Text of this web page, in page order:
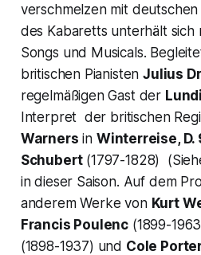
verschmelzen mit
des Kabaretts unterhält sich
Songs und Musicals.
britischen PianistenJulius
regelmäßigen Gast der
Interpret der britischen
Warners in Winterreise, D.
Schubert(1797-1828)
in dieser Saison. Auf dem
anderem Werke von Kurt
Francis Poulenc (1899-
(1898-1937) und Cole